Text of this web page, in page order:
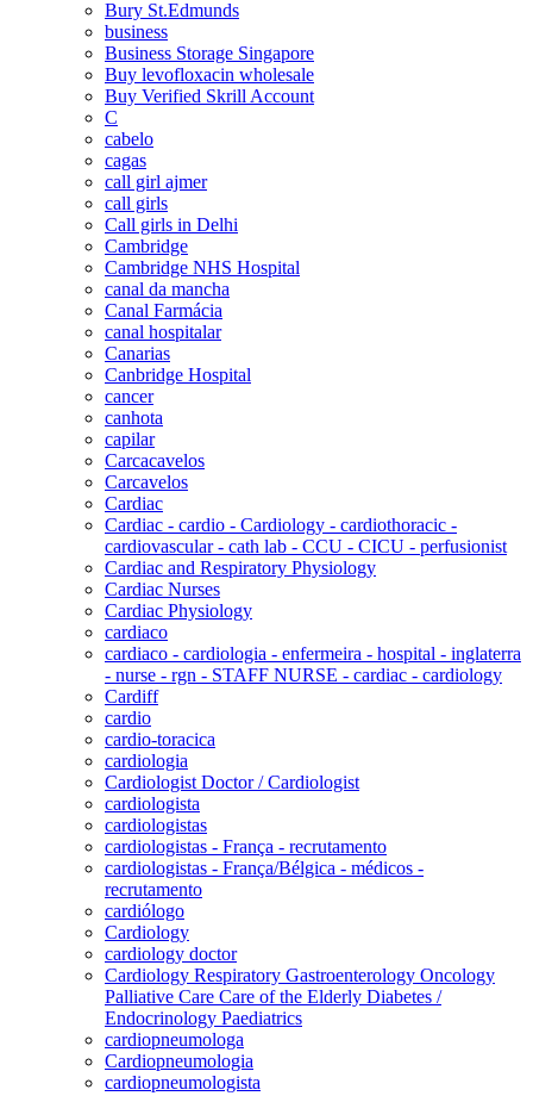
Bury St.Edmunds
business
Business Storage Singapore
Buy levofloxacin wholesale
Buy Verified Skrill Account
C
cabelo
cagas
call girl ajmer
call girls
Call girls in Delhi
Cambridge
Cambridge NHS Hospital
canal da mancha
Canal Farmácia
canal hospitalar
Canarias
Canbridge Hospital
cancer
canhota
capilar
Carcacavelos
Carcavelos
Cardiac
Cardiac - cardio - Cardiology - cardiothoracic -
cardiovascular - cath lab - CCU - CICU - perfusionist
Cardiac and Respiratory Physiology
Cardiac Nurses
Cardiac Physiology
cardiaco
cardiaco - cardiologia - enfermeira - hospital - inglaterra
- nurse - rgn - STAFF NURSE - cardiac - cardiology
Cardiff
cardio
cardio-toracica
cardiologia
Cardiologist Doctor / Cardiologist
cardiologista
cardiologistas
cardiologistas - França - recrutamento
cardiologistas - França/Bélgica - médicos -
recrutamento
cardiólogo
Cardiology
cardiology doctor
Cardiology Respiratory Gastroenterology Oncology
Palliative Care Care of the Elderly Diabetes /
Endocrinology Paediatrics
cardiopneumologa
Cardiopneumologia
cardiopneumologista